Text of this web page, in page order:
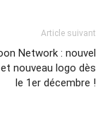
Article suivant
Network : nouvel
nouveau logo dès
le 1er décembre !